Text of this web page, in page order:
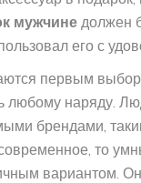
мужчине должен
его с
первым
любому наряду.
брендами,
то
вариантом.